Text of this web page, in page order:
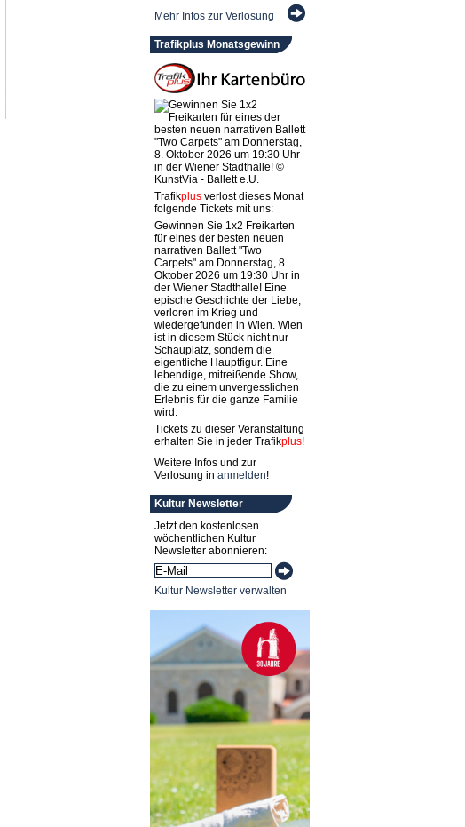
Mehr Infos zur Verlosung
Trafikplus Monatsgewinn
Trafikplusverlost dieses Monat
folgende Tickets mit uns:
Gewinnen Sie 1x2 Freikarten
für eines der besten neuen
narrativen Ballett "Two
Carpets" am Donnerstag, 8.
Oktober 2026 um 19:30 Uhr in
der Wiener Stadthalle! Eine
epische Geschichte der Liebe,
verloren im Krieg und
wiedergefunden in Wien. Wien
ist in diesem Stück nicht nur
Schauplatz, sondern die
eigentliche Hauptfigur. Eine
lebendige, mitreißende Show,
die zu einem unvergesslichen
Erlebnis für die ganze Familie
wird.
Tickets zu dieser Veranstaltung
erhalten Sie in jeder Trafikplus!
Weitere Infos und zur
Verlosung in anmelden!
Kultur Newsletter
Jetzt den kostenlosen
wöchentlichen Kultur
Newsletter abonnieren:
Kultur Newsletter verwalten